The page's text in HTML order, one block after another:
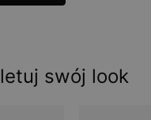
swój look